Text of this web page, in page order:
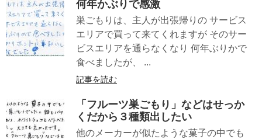
何年かぶりで感激
巣ごもりは、主人が出張帰りの サービス
エリアで買って来てくれますが そのサー
ビスエリアを通らなくなり 何年ぶりかで
食べましたが、 ...
記事を読む
「フルーツ巣ごもり」などはせっか
くだから３種類出したい
他のメーカーが似たような菓子の中でも